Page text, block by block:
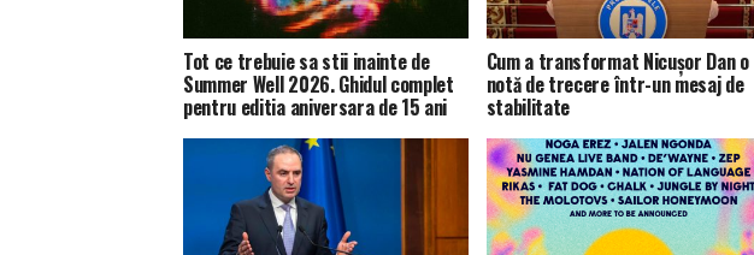
Tot ce trebuie sa stii inainte de
Summer Well 2026. Ghidul complet
pentru editia aniversara de 15 ani
Cum a transformat Nicușor Dan o
notă de trecere într-un mesaj de
stabilitate